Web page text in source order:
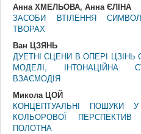
Анна ХМЕЛЬОВА, Анна ЄЛІНА
ЗАСОБИ ВТІЛЕННЯ
ТВОРАХ
Ван ЦЗЯНЬ
ДУЕТНІ СЦЕНИ В ОПЕРІ
МОДЕЛІ, ІНТОНАЦІЙНА
ВЗАЄМОДІЯ
Микола ЦОЙ
КОНЦЕПТУАЛЬНІ ПОШУКИ
КОЛЬОРОВОЇ
ПОЛОТНА